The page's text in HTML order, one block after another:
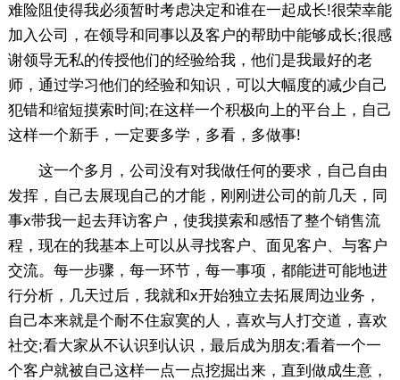
难险阻使得我必须暂时考虑决定和谁在一起成长!很荣幸能
加入公司，在领导和同事以及客户的帮助中能够成长;很感
谢领导无私的传授他们的经验给我，他们是我最好的老
师，通过学习他们的经验和知识，可以大幅度的减少自己
犯错和缩短摸索时间;在这样一个积极向上的平台上，自己
这样一个新手，一定要多学，多看，多做事!
这一个多月，公司没有对我做任何的要求，自己自由
发挥，自己去展现自己的才能，刚刚进公司的前几天，同
事x带我一起去拜访客户，使我摸索和感悟了整个销售流
程，现在的我基本上可以从寻找客户、面见客户、与客户
交流。每一步骤，每一环节，每一事项，都能进可能地进
行分析，几天过后，我就和x开始独立去拓展周边业务，
自己本来就是个耐不住寂寞的人，喜欢与人打交道，喜欢
社交;看大家从不认识到认识，最后成为朋友;看着一个一
个客户就被自己这样一点一点挖掘出来，直到做成生意，